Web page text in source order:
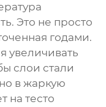
Это не просто
годами.
увеличивать
слои стали
в жаркую
на тесто